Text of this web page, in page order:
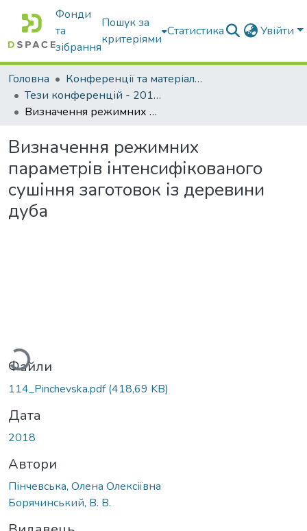
Фонди
та
зібрання
Пошук за
критеріями
Статистика Увійти
Головна
Конференції та матеріали конференцій
Тези конференцій - 2015 - 2018
Визначення режимних параметрів інтенсифікованого сушіння заготовок із деревини дуба
Визначення режимних
параметрів інтенсифікованого
сушіння заготовок із деревини
дуба
Файли
114_Pinchevska.pdf(418,69 KB)
Дата
2018
Автори
Пінчевська, Олена Олексіївна
Борячинський, В. В.